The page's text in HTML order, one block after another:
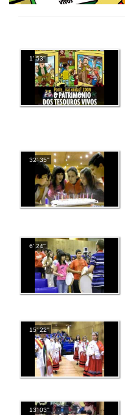
1' 53''
32' 35''
6' 24''
15' 22''
13' 03''